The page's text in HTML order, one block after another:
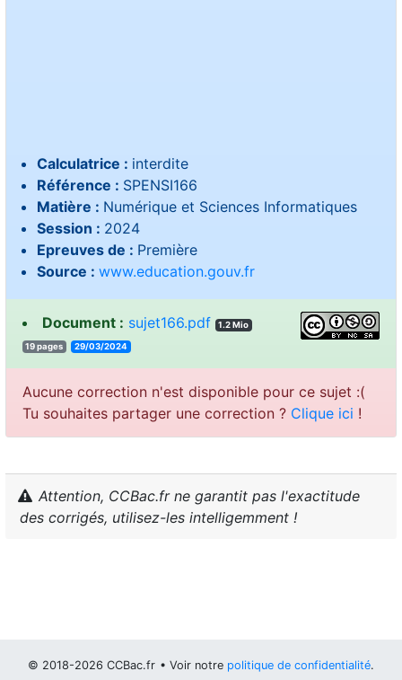
Calculatrice : interdite
Référence : SPENSI166
Matière : Numérique et Sciences Informatiques
Session : 2024
Epreuves de : Première
Source : www.education.gouv.fr
Document : sujet166.pdf 1.2 Mio
19 pages 29/03/2024
Aucune correction n'est disponible pour ce sujet :(
Tu souhaites partager une correction ? Clique ici !
Attention, CCBac.fr ne garantit pas l'exactitude
des corrigés, utilisez-les intelligemment !
© 2018-2026 CCBac.fr • Voir notre politique de confidentialité.